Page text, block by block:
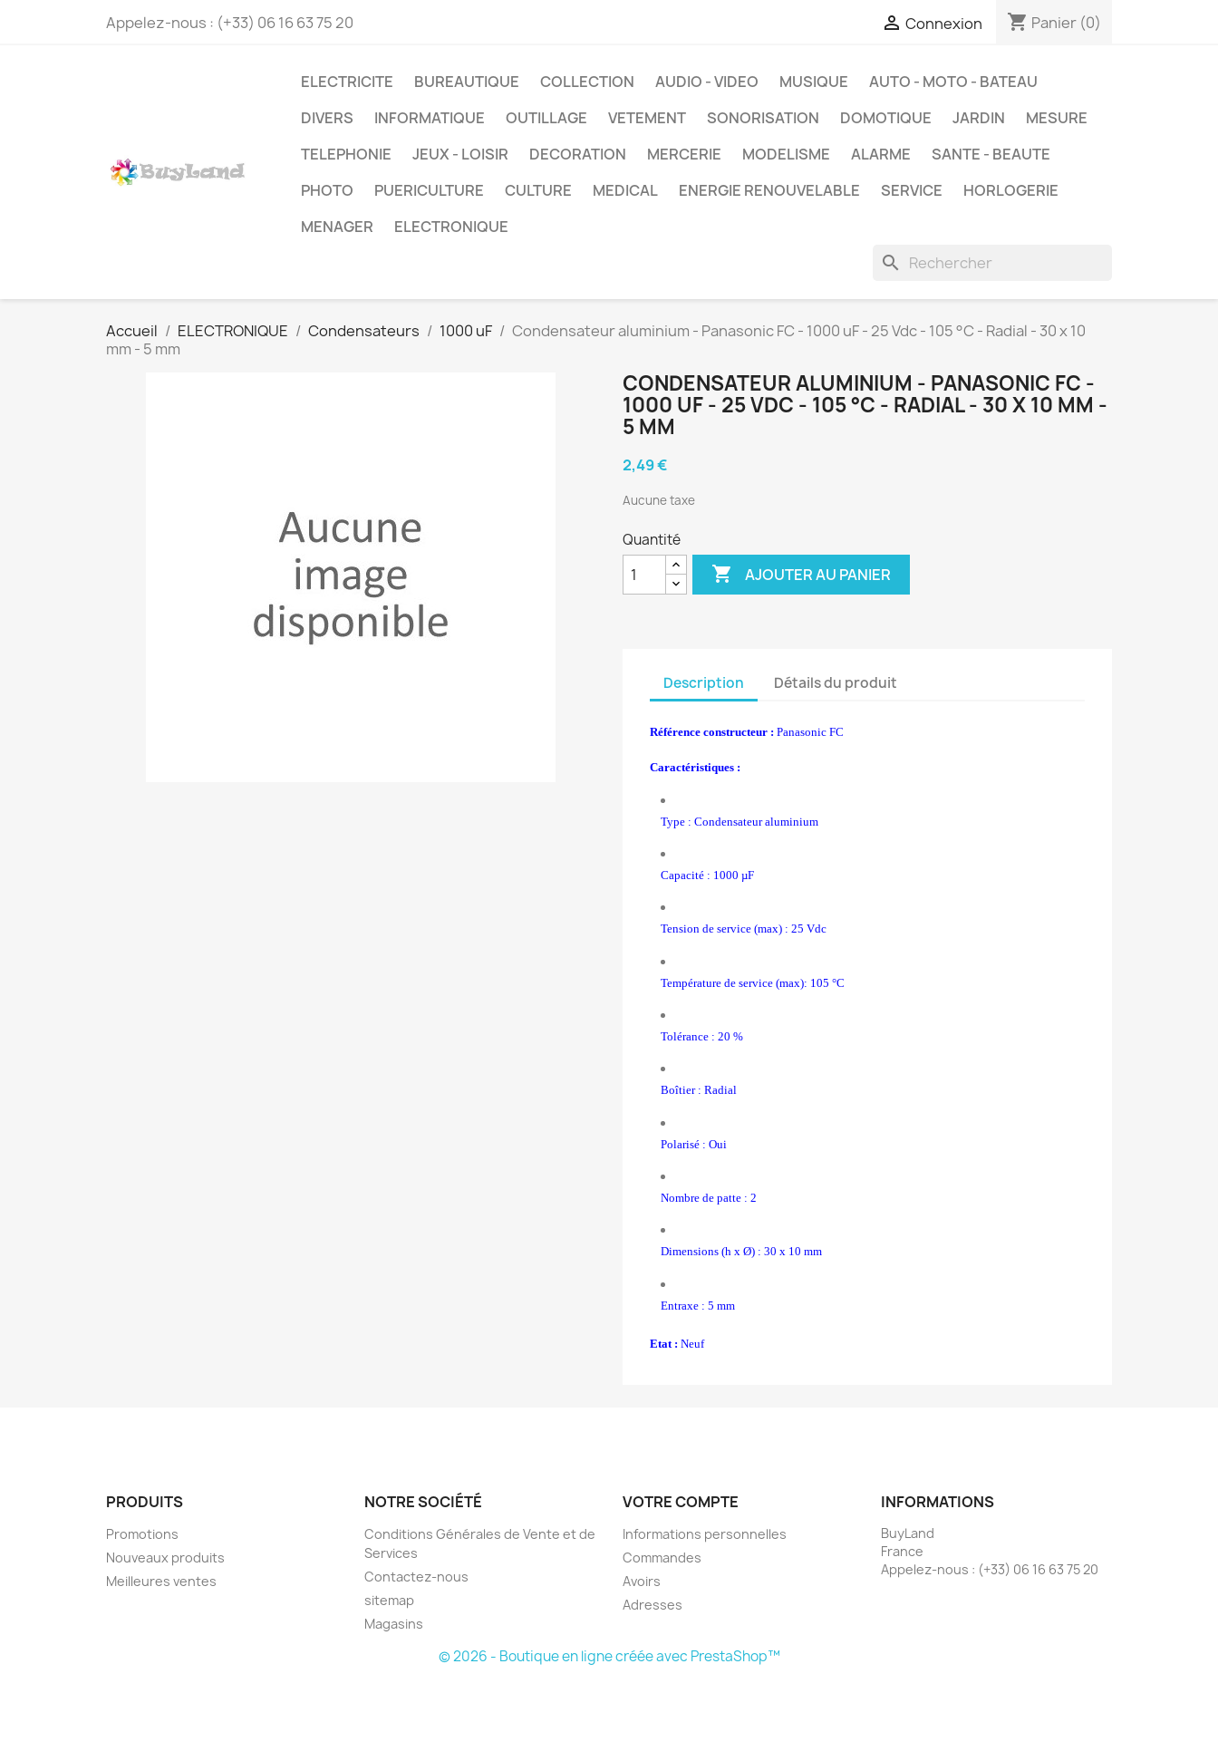
Appelez-nous : (+33) 06 16 63 75 20  Connexion shopping_cart Panier (0)
ELECTRICITE BUREAUTIQUE COLLECTION AUDIO - VIDEO MUSIQUE
AUTO - MOTO - BATEAU
DIVERS
INFORMATIQUE OUTILLAGE VETEMENT SONORISATION DOMOTIQUE JARDIN
MESURE
TELEPHONIE
JEUX - LOISIR DECORATION MERCERIE MODELISME ALARME
SANTE - BEAUTE
PHOTO
PUERICULTURE CULTURE MEDICAL ENERGIE RENOUVELABLE SERVICE
HORLOGERIE
MENAGER
ELECTRONIQUE
search
Accueil ELECTRONIQUE Condensateurs 1000 uF
Condensateur aluminium - Panasonic FC - 1000 uF - 25 Vdc - 105 °C - Radial - 30 x 10
mm - 5 mm
CONDENSATEUR ALUMINIUM - PANASONIC FC -
1000 UF - 25 VDC - 105 °C - RADIAL - 30 X 10 MM -
5 MM
2,49 €
Aucune taxe
Quantité
 AJOUTER AU PANIER
Description Détails du produit
Référence constructeur : Panasonic FC
Caractéristiques :
Type : Condensateur aluminium
Capacité : 1000 µF
Tension de service (max) : 25 Vdc
Température de service (max): 105 °C
Tolérance : 20 %
Boîtier: Radial
Polarisé : Oui
Nombre de patte : 2
Dimensions (h x Ø) : 30 x 10 mm
Entraxe : 5 mm
Etat : Neuf
PRODUITS
Promotions
Nouveaux produits
Meilleures ventes
NOTRE SOCIÉTÉ
Conditions Générales de Vente et de
Services
Contactez-nous
sitemap
Magasins
VOTRE COMPTE
Informations personnelles
Commandes
Avoirs
Adresses
INFORMATIONS
BuyLand
France
Appelez-nous : (+33) 06 16 63 75 20
© 2026 - Boutique en ligne créée avec PrestaShop™